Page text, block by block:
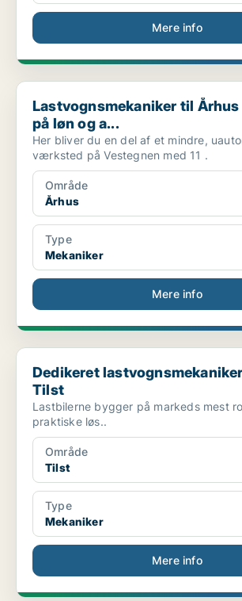
Mere info
Lastvognsmekaniker til Århus – Førende
Lastvognsmekaniker til Århus
på løn og a...
Her bliver du en del af et mindre,
værksted på Vestegnen med 11 .
Område
Århus
Type
Mekaniker
Mere info
Dedikeret lastvognsmekaniker søges nær
Dedikeret
Tilst
Lastbilerne bygger på markeds mest
praktiske løs..
Område
Tilst
Type
Mekaniker
Mere info